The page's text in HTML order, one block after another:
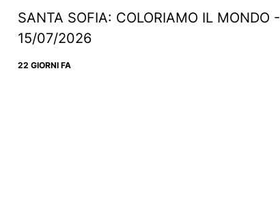
SANTA SOFIA: COLORIAMO IL MONDO -
15/07/2026
22 GIORNI FA